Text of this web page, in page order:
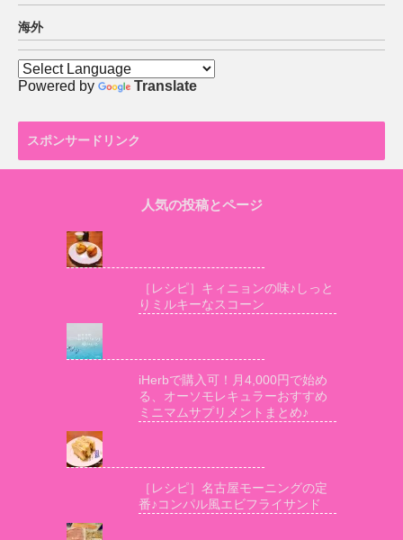
海外
Powered by Translate
スポンサードリンク
人気の投稿とページ
［レシピ］キィニョンの味♪しっと
りミルキーなスコーン
iHerbで購入可！月4,000円で始め
る、オーソモレキュラーおすすめ
ミニマムサプリメントまとめ♪
［レシピ］名古屋モーニングの定
番♪コンパル風エビフライサンド